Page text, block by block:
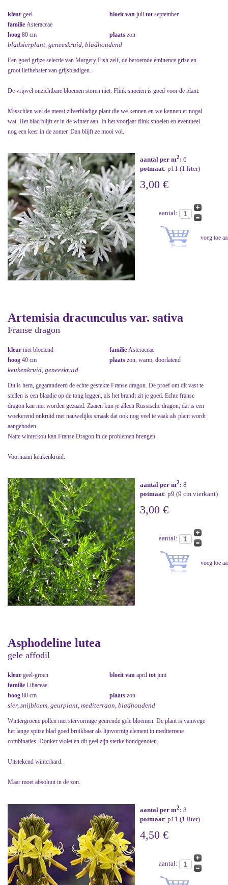
kleur geel bloeit van juli tot september
familie Asteraceae
hoog 80 cm plaats zon
bladsierplant, geneeskruid, bladhoudend
Een goed grijze selectie van Margery Fish zelf, de beroemde éminence grise en
groot liefhebster van grijsbladigen.
De vrijwel onzichtbare bloemen storen niet. Flink snoeien is goed voor de plant.
Misschien wel de meest zilverbladige plant die we kennen en we kennen er nogal
wat. Het blad blijft er in de winter aan. In het voorjaar flink snoeien en eventueel
nog een keer in de zomer. Dan blijft ze mooi vol.
aantal per m2: 6
potmaat: p11 (1 liter)
3,00 €
aantal:
Artemisia dracunculus var. sativa
Franse dragon
kleur niet bloeiend familie Asteraceae
hoog 40 cm plaats zon, warm, doorlatend
keukenkruid, geneeskruid
Dit is hem, gegarandeerd de echte gestekte Franse dragon. De proef om dit vast te
stellen is een blaadje op de tong leggen, als het brandt zit je goed. Echte franse
dragon kan niet worden gezaaid. Zaaien kun je alleen Russische dragon, dat is een
woekerend onkruid met nauwelijks smaak dat ook nog veel te vaak als plant wordt
aangeboden.
Natte winterkou kan Franse Dragon in de problemen brengen.
Voornaam keukenkruid.
aantal per m2: 8
potmaat: p9 (9 cm vierkant)
3,00 €
aantal:
Asphodeline lutea
gele affodil
kleur geel-groen bloeit van april tot juni
familie Liliaceae
hoog 80 cm plaats zon
sier, snijbloem, geurplant, mediterraan, bladhoudend
Wintergroene pollen met stervormige geurende gele bloemen. De plant is vanwege
het lange spitse blad goed bruikbaar als lijnvormig element in mediterrane
combinaties. Donker violet en dit geel zijn sterke bondgenoten.
Uitstekend winterhard.
Maar moet absoluut in de zon.
aantal per m2: 8
potmaat: p11 (1 liter)
4,50 €
aantal: